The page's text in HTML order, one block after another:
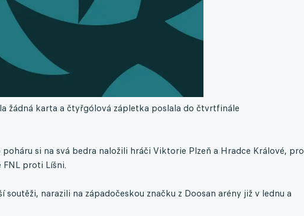
žádná karta a čtyřgólová zápletka poslala do čtvrtfinále
si na svá bedra naložili hráči Viktorie Plzeň a Hradce Králové, pro
proti Líšni.
narazili na západočeskou značku z Doosan arény již v lednu a